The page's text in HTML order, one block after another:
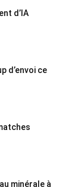
d’IA
d’envoi ce
minérale à